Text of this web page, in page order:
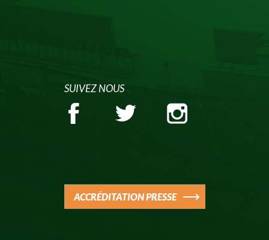
SUIVEZ NOUS
ACCRÉDITATION PRESSE